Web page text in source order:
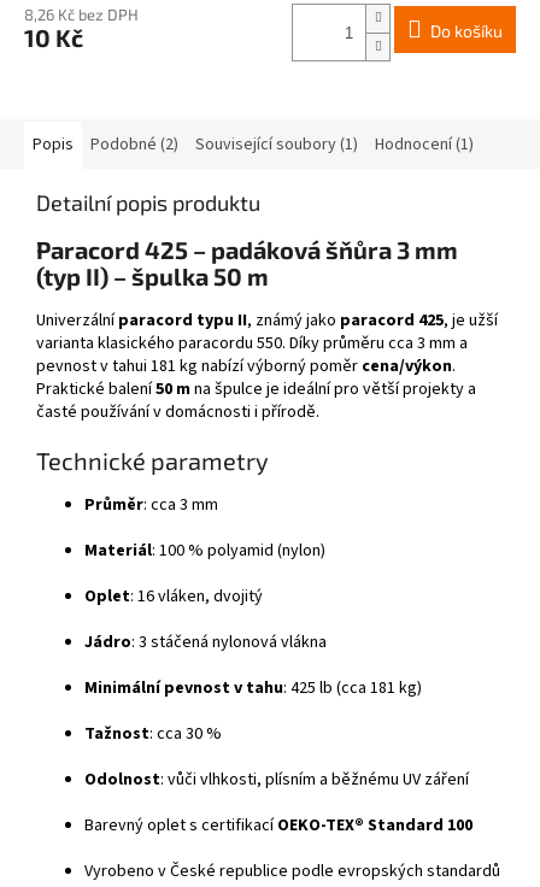
8,26 Kč bez DPH
10 Kč Do košíku
Popis Podobné (2) Související soubory (1) Hodnocení (1)
Detailní popis produktu
Paracord 425 – padáková šňůra 3 mm
(typ II) – špulka 50 m
Univerzálníparacord typu II, známý jako paracord 425, je užší
varianta klasického paracordu 550. Díky průměru cca 3 mm a
pevnost v tahui 181 kg nabízí výborný poměr cena/výkon.
Praktické balení50 mna špulce je ideální pro větší projekty a
časté používání v domácnosti i přírodě.
Technické parametry
Průměr: cca 3 mm
Materiál: 100 % polyamid (nylon)
Oplet: 16 vláken, dvojitý
Jádro: 3 stáčená nylonová vlákna
Minimální pevnost v tahu: 425 lb (cca 181 kg)
Tažnost: cca 30 %
Odolnost: vůči vlhkosti, plísním a běžnému UV záření
Barevný oplet s certifikacíOEKO-TEX® Standard 100
Vyrobeno v České republice podle evropských standardů